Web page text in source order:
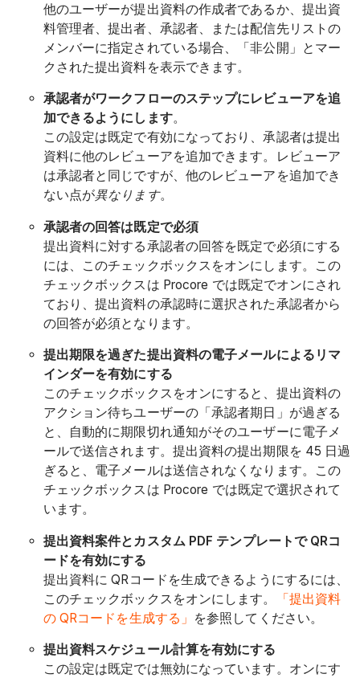
他のユーザーが提出資料の作成者であるか、提出資
料管理者、提出者、承認者、または配信先リストの
メンバーに指定されている場合、「非公開」とマー
クされた提出資料を表示できます。
承認者がワークフローのステップにレビューアを追
加できるようにします。
この設定は既定で有効になっており、承認者は提出
資料に他のレビューアを追加できます。レビューア
は承認者と同じですが、他のレビューアを追加でき
ない点が異なります。
承認者の回答は既定で必須
提出資料に対する承認者の回答を既定で必須にする
には、このチェックボックスをオンにします。この
チェックボックスは Procore では既定でオンにされ
ており、提出資料の承認時に選択された承認者から
の回答が必須となります。
提出期限を過ぎた提出資料の電子メールによるリマ
インダーを有効にする
このチェックボックスをオンにすると、提出資料の
アクション待ちユーザーの「承認者期日」が過ぎる
と、自動的に期限切れ通知がそのユーザーに電子メ
ールで送信されます。 提出資料の提出期限を 45 日過
ぎると、電子メールは送信されなくなります。
この
チェックボックスは Procore では既定で選択されて
います。
提出資料案件とカスタム PDF テンプレートで QRコ
ードを有効にする
提出資料に QRコードを生成できるようにするには、
このチェックボックスをオンにします。
「提出資料
の QRコードを生成する」 を参照してください。
提出資料スケジュール計算を有効にする
この設定は既定では無効になっています。オンにす